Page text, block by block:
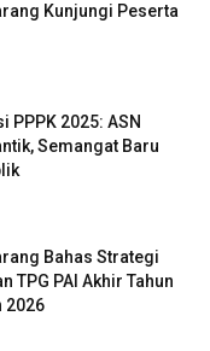
Kunjungi Peserta
2025: ASN
Semangat Baru
Bahas Strategi
TPG PAI Akhir Tahun
2026